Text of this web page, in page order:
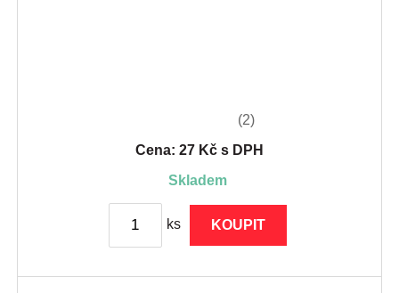
(2)
Cena: 27 Kč s DPH
skladem
ks KOUPIT